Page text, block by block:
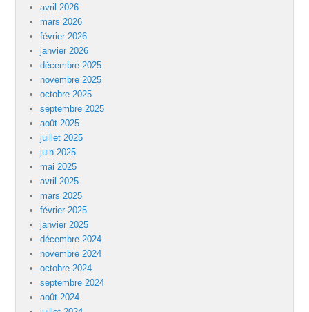
avril 2026
mars 2026
février 2026
janvier 2026
décembre 2025
novembre 2025
octobre 2025
septembre 2025
août 2025
juillet 2025
juin 2025
mai 2025
avril 2025
mars 2025
février 2025
janvier 2025
décembre 2024
novembre 2024
octobre 2024
septembre 2024
août 2024